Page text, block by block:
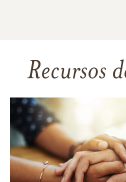
Recursos